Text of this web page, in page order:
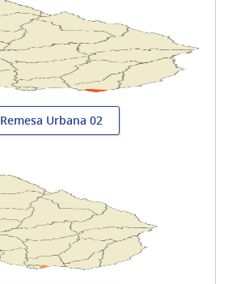
Remesa Urbana 02